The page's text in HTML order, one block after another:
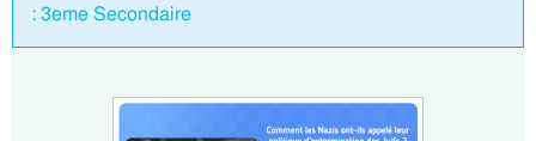
: 3eme Secondaire